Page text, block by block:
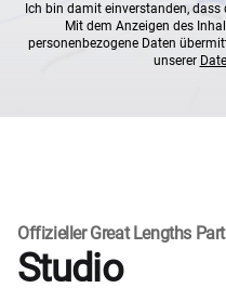
Ich bin damit einverstanden,
Mit dem Anzeigen des
personenbezogene Daten
unserer
Offizieller Great Lengths
Studio